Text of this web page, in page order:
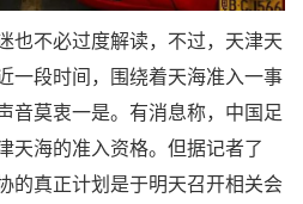
也不必过度解读，不过，天津天
一段时间，围绕着天海准入一事
音莫衷一是。有消息称，中国足
天海的准入资格。但据记者了
的真正计划是于明天召开相关会